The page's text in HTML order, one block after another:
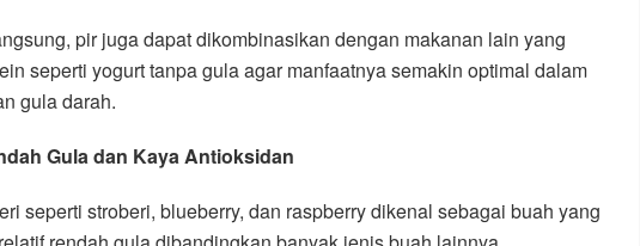
pir juga dapat dikombinasikan dengan makanan lain yang
seperti yogurt tanpa gula agar manfaatnya semakin optimal dalam
gula darah.
Gula dan Kaya Antioksidan
seperti stroberi, blueberry, dan raspberry dikenal sebagai buah yang